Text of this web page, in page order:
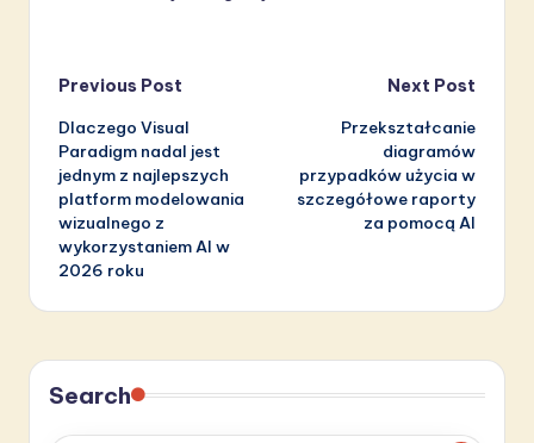
Post
navigation
Previous Post
Dlaczego Visual
Paradigm nadal jest
jednym z najlepszych
platform modelowania
wizualnego z
wykorzystaniem AI w
2026 roku
Next Post
Przekształcanie
diagramów
przypadków użycia w
szczegółowe raporty
za pomocą AI
Search